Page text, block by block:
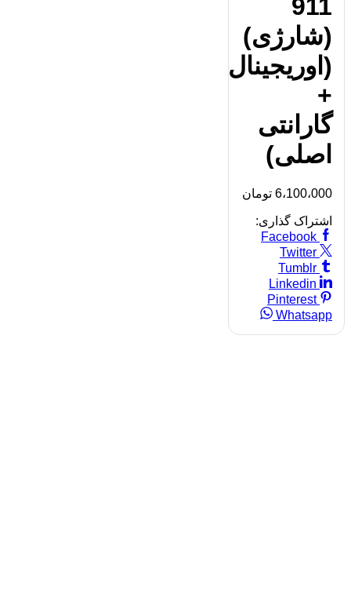
911
(شارژی)
(اوریجینال
+
گارانتی
اصلی)
6،100،000 تومان
اشتراک گذاری:
Facebook
Twitter
Tumblr
Linkedin
Pinterest
Whatsapp